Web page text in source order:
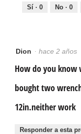
Sí · 0 No · 0
Dion · hace 2 años
How do you know
bought two
12in.neither work
Responder a esta